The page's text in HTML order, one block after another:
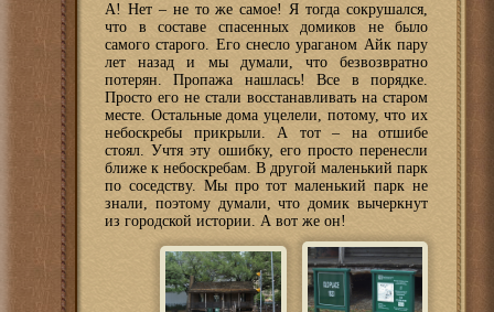
А! Нет – не то же самое! Я тогда сокрушался,
что в составе спасенных домиков не было
самого старого. Его снесло ураганом Айк пару
лет назад и мы думали, что безвозвратно
потерян. Пропажа нашлась! Все в порядке.
Просто его не стали восстанавливать на старом
месте. Остальные дома уцелели, потому, что их
небоскребы прикрыли. А тот – на отшибе
стоял. Учтя эту ошибку, его просто перенесли
ближе к небоскребам. В другой маленький парк
по соседству. Мы про тот маленький парк не
знали, поэтому думали, что домик вычеркнут
из городской истории. А вот же он!